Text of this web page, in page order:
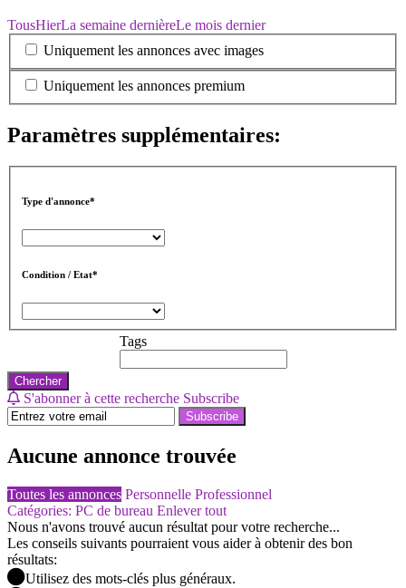
TousHierLa semaine dernièreLe mois dernier
Uniquement les annonces avec images
Uniquement les annonces premium
Paramètres supplémentaires:
Type d'annonce*
Condition / Etat*
Tags
Chercher
S'abonner à cette recherche Subscribe
Subscribe
Aucune annonce trouvée
Toutes les annonces Personnelle Professionnel
Catégories: PC de bureau Enlever tout
Nous n'avons trouvé aucun résultat pour votre recherche...
Les conseils suivants pourraient vous aider à obtenir des bon
résultats:
Utilisez des mots-clés plus généraux.